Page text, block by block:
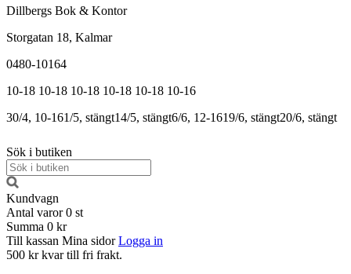
Dillbergs Bok & Kontor
Storgatan 18, Kalmar
0480-10164
10-18 10-18 10-18 10-18 10-18 10-16
30/4, 10-161/5, stängt14/5, stängt6/6, 12-1619/6, stängt20/6, stängt
Sök i butiken
Kundvagn
Antal varor 0 st
Summa 0 kr
Till kassan Mina sidor Logga in
500 kr kvar till fri frakt.